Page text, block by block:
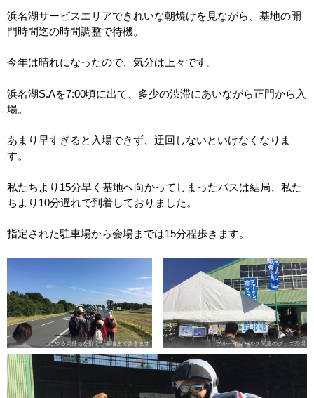
浜名湖サービスエリアできれいな朝焼けを見ながら、基地の開
門時間迄の時間調整で待機。
今年は晴れになったので、気分は上々です。
浜名湖S.Aを7:00頃に出て、多少の渋滞にあいながら正門から入
場。
あまり早すぎると入場できず、迂回しないといけなくなりま
す。
私たちより15分早く基地へ向かってしまったバスは結局、私た
ちより10分遅れで到着しておりました。
指定された駐車場から会場までは15分程歩きます。
はやる気持ちを抑え、基地まで歩きます ブルーインパルス関連のグッズ売場